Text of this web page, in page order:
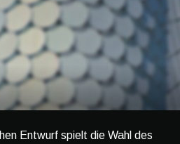
Entwurf spielt die Wahl des